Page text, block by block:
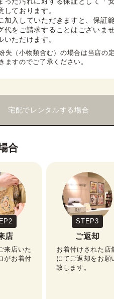
ております。
加入していただきますと、保証
代をご請求することはございま
ただけます。
失（小物類含む）の場合は当店の
ますのでご了承ください。
宅配でレンタルする場合
合
店
来店いた
がお着付
STEP3
ご返却
お着付けされた店
にてご返却をお願
致します。